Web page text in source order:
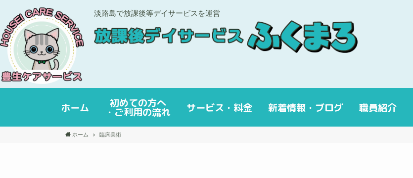
淡路島で放課後等デイサービスを運営
ホーム 初めての方へ
・ご利用の流れ サービス・料金 新着情報・ブログ 職員紹介
ホーム 臨床美術